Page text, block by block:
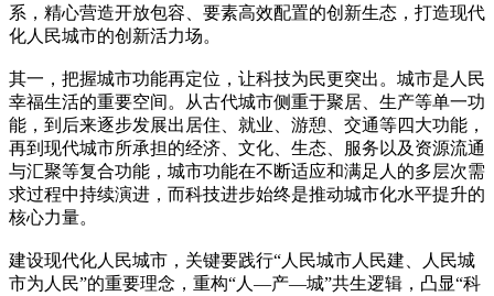
系，精心营造开放包容、要素高效配置的创新生态，打造现代
化人民城市的创新活力场。
其一，把握城市功能再定位，让科技为民更突出。城市是人民
幸福生活的重要空间。从古代城市侧重于聚居、生产等单一功
能，到后来逐步发展出居住、就业、游憩、交通等四大功能，
再到现代城市所承担的经济、文化、生态、服务以及资源流通
与汇聚等复合功能，城市功能在不断适应和满足人的多层次需
求过程中持续演进，而科技进步始终是推动城市化水平提升的
核心力量。
建设现代化人民城市，关键要践行“人民城市人民建、人民城
市为人民”的重要理念，重构“人—产—城”共生逻辑，凸显“科